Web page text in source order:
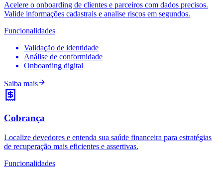
Acelere o onboarding de clientes e parceiros com dados precisos.
Valide informações cadastrais e analise riscos em segundos.
Funcionalidades
Validação de identidade
Análise de conformidade
Onboarding digital
Saiba mais
Cobrança
Localize devedores e entenda sua saúde financeira para estratégias
de recuperação mais eficientes e assertivas.
Funcionalidades